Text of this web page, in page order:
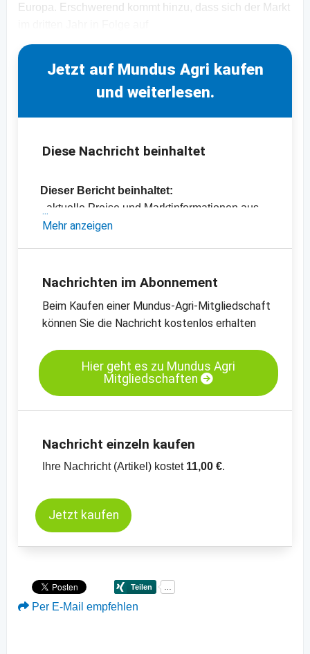
Europa. Erschwerend kommt hinzu, dass sich der Markt
Jetzt auf Mundus Agri kaufen
und weiterlesen.
Diese Nachricht beinhaltet
Dieser Bericht beinhaltet:
- aktuelle Preise und Marktinformationen aus
Spanien und den USA
-Mandeln, natur, 18/20, Valencia
-Preischart für Mandeln, blanchiert, 27/30,
California SSR -weitere Preischarts
Mehr anzeigen
Nachrichten im Abonnement
Beim Kaufen einer Mundus-Agri-Mitgliedschaft
können Sie die Nachricht kostenlos erhalten
Hier geht es zu Mundus Agri
Mitgliedschaften
Nachricht einzeln kaufen
Ihre Nachricht (Artikel) kostet 11,00 €.
Jetzt kaufen
Per E-Mail empfehlen